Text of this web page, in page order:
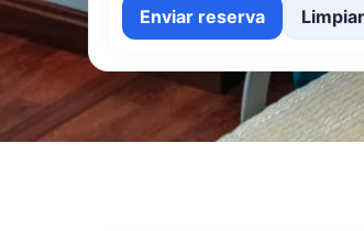
Enviar reserva Limpiar